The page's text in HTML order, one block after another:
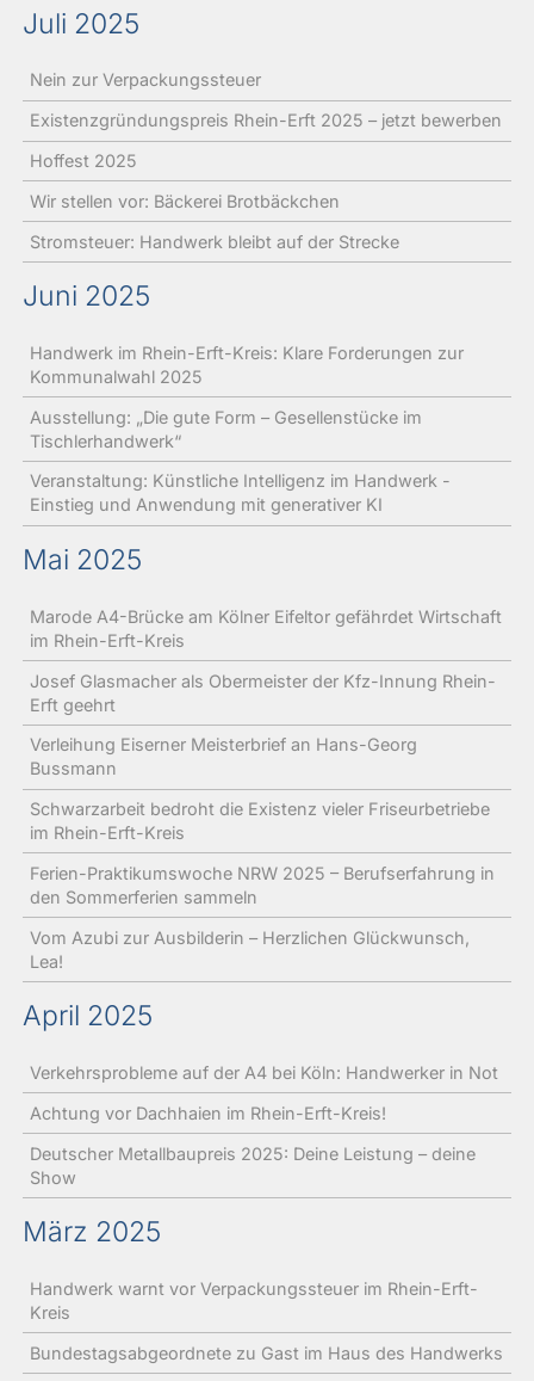
Juli 2025
Nein zur Verpackungssteuer
Existenzgründungspreis Rhein-Erft 2025 – jetzt bewerben
Hoffest 2025
Wir stellen vor: Bäckerei Brotbäckchen
Stromsteuer: Handwerk bleibt auf der Strecke
Juni 2025
Handwerk im Rhein-Erft-Kreis: Klare Forderungen zur
Kommunalwahl 2025
Ausstellung: „Die gute Form – Gesellenstücke im
Tischlerhandwerk“
Veranstaltung: Künstliche Intelligenz im Handwerk -
Einstieg und Anwendung mit generativer KI
Mai 2025
Marode A4-Brücke am Kölner Eifeltor gefährdet Wirtschaft
im Rhein-Erft-Kreis
Josef Glasmacher als Obermeister der Kfz-Innung Rhein-
Erft geehrt
Verleihung Eiserner Meisterbrief an Hans-Georg
Bussmann
Schwarzarbeit bedroht die Existenz vieler Friseurbetriebe
im Rhein-Erft-Kreis
Ferien-Praktikumswoche NRW 2025 – Berufserfahrung in
den Sommerferien sammeln
Vom Azubi zur Ausbilderin – Herzlichen Glückwunsch,
Lea!
April 2025
Verkehrsprobleme auf der A4 bei Köln: Handwerker in Not
Achtung vor Dachhaien im Rhein-Erft-Kreis!
Deutscher Metallbaupreis 2025: Deine Leistung – deine
Show
März 2025
Handwerk warnt vor Verpackungssteuer im Rhein-Erft-
Kreis
Bundestagsabgeordnete zu Gast im Haus des Handwerks